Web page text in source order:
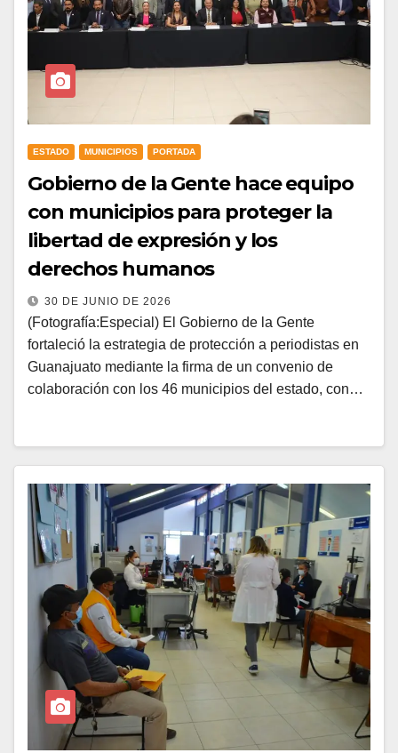
ESTADO MUNICIPIOS PORTADA
Gobierno de la Gente hace equipo
con municipios para proteger la
libertad de expresión y los
derechos humanos
30 DE JUNIO DE 2026
(Fotografía:Especial) El Gobierno de la Gente
fortaleció la estrategia de protección a periodistas en
Guanajuato mediante la firma de un convenio de
colaboración con los 46 municipios del estado, con…